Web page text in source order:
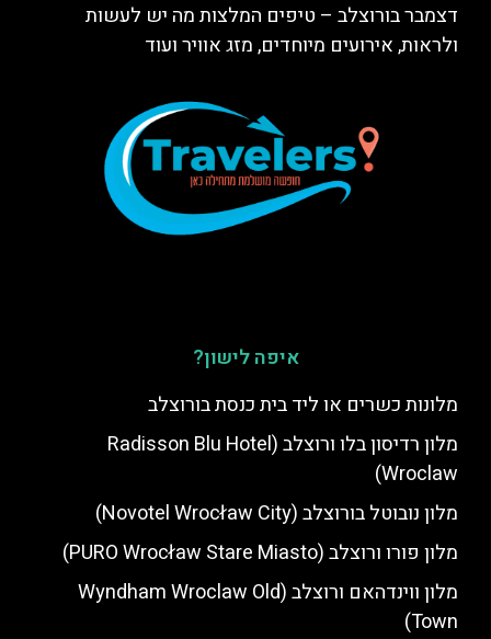
דצמבר בורוצלב – טיפים המלצות מה יש לעשות
ולראות, אירועים מיוחדים, מזג אוויר ועוד
איפה לישון?
מלונות כשרים או ליד בית כנסת בורוצלב
מלון רדיסון בלו ורוצלב (Radisson Blu Hotel
Wroclaw)
מלון נובוטל בורוצלב (Novotel Wrocław City)
מלון פורו ורוצלב (PURO Wrocław Stare Miasto)
מלון ווינדהאם ורוצלב (Wyndham Wroclaw Old
Town)